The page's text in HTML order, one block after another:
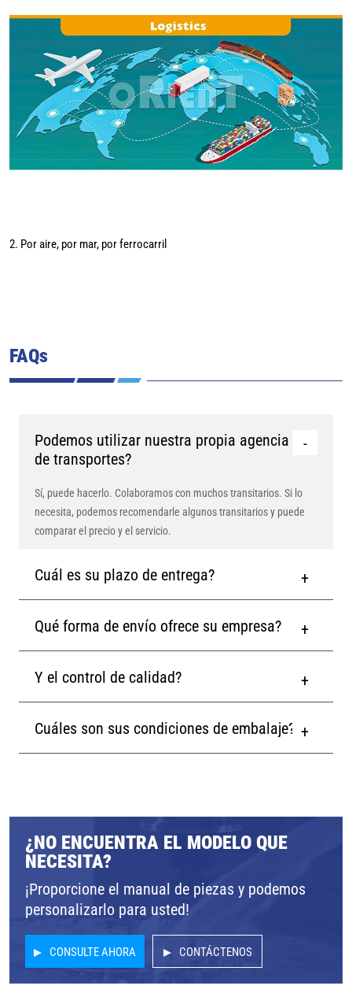
2. Por aire, por mar, por ferrocarril
FAQs
Podemos utilizar nuestra propia agencia
de transportes?
Sí, puede hacerlo. Colaboramos con muchos transitarios. Si lo
necesita, podemos recomendarle algunos transitarios y puede
comparar el precio y el servicio.
Cuál es su plazo de entrega?
Qué forma de envío ofrece su empresa?
Y el control de calidad?
Cuáles son sus condiciones de embalaje?
¿NO ENCUENTRA EL MODELO QUE
NECESITA?
¡Proporcione el manual de piezas y podemos
personalizarlo para usted!
CONSULTE AHORA CONTÁCTENOS